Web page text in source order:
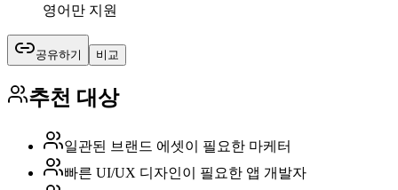
영어만 지원
공유하기 비교
추천 대상
일관된 브랜드 에셋이 필요한 마케터
빠른 UI/UX 디자인이 필요한 앱 개발자